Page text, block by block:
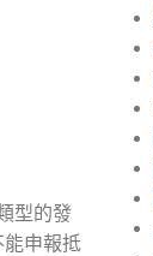
型的發
申報抵